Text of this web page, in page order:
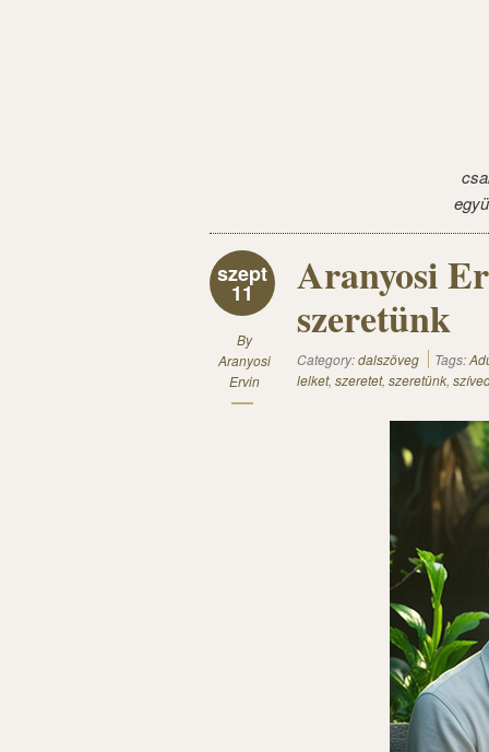
szept
11
By
Aranyosi
Ervin
Aranyosi
szeretünk
Category:dalszöveg Tags:
lelket, szeretet, szeretünk,